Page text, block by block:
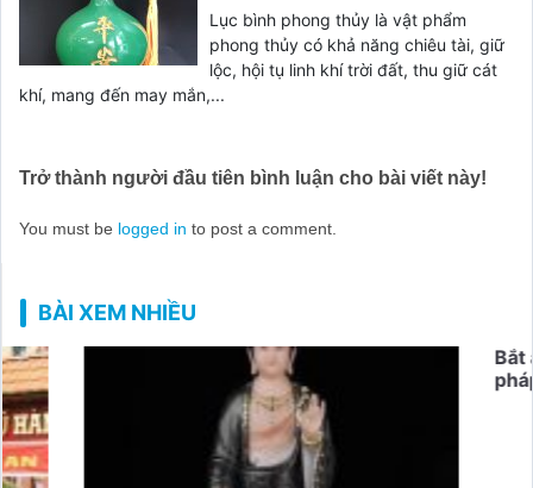
Lục bình phong thủy là vật phẩm
phong thủy có khả năng chiêu tài, giữ
lộc, hội tụ linh khí trời đất, thu giữ cát
khí, mang đến may mắn,...
Trở thành người đầu tiên bình luận cho bài viết này!
You must be logged in to post a comment.
BÀI XEM NHIỀU